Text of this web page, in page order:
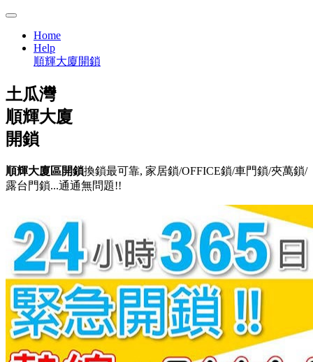
Home
Help
順輝大廈開鎖
土瓜灣
順輝大廈
開鎖
順輝大廈區開鎖換鎖最可靠, 家居鎖/OFFICE鎖/車門鎖/夾萬鎖/
露台門鎖...通通無問題!!